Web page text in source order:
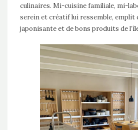
culinaires. Mi-cuisine familiale, mi-
serein et créatif lui ressemble, emplit
japonisante et de bons produits de